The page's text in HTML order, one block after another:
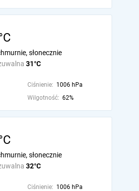
31°C
słonecznie
Ciśnienie: 1006 hPa
Wilgotność: 62%
32°C
słonecznie
Ciśnienie: 1006 hPa